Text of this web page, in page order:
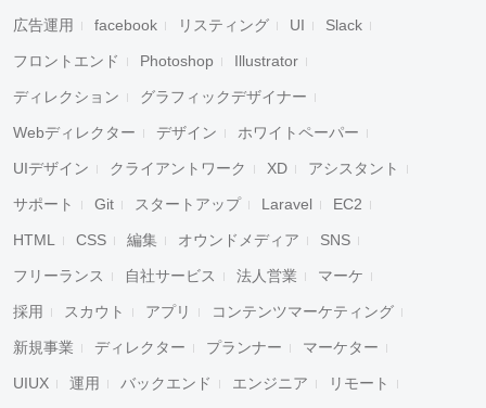
広告運用 facebook リスティング UI Slack
フロントエンド Photoshop Illustrator
ディレクション グラフィックデザイナー
Webディレクター デザイン ホワイトペーパー
UIデザイン クライアントワーク XD アシスタント
サポート Git スタートアップ Laravel EC2
HTML CSS 編集 オウンドメディア SNS
フリーランス 自社サービス 法人営業 マーケ
採用 スカウト アプリ コンテンツマーケティング
新規事業 ディレクター プランナー マーケター
UIUX 運用 バックエンド エンジニア リモート